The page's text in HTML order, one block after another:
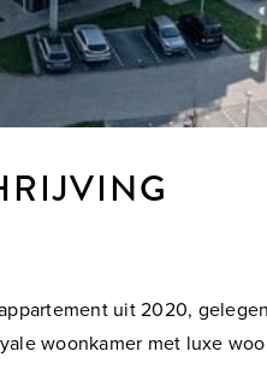
uit 2020,
woonkamer met luxe